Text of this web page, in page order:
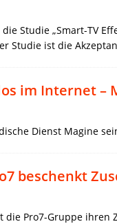
Studie „Smart-TV
Studie ist die
im Internet –
Dienst Magine
beschenkt
Pro7-Gruppe ihren